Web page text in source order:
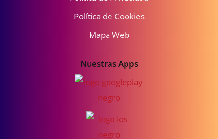
Política de Cookies
Mapa Web
Nuestras Apps